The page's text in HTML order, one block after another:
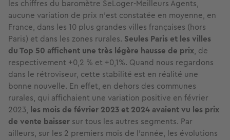
les chiffres du baromètre SeLoger-Meilleurs Agents,
aucune variation de prix n'est constatée en moyenne, en
France, dans les 10 plus grandes villes françaises (hors
Paris) et dans les zones rurales. Seules Paris et les villes
du Top 50 affichent une très légère hausse de prix, de
respectivement +0,2 % et +0,1%. Quand nous regardons
dans le rétroviseur, cette stabilité est en réalité une
bonne nouvelle. En effet, en dehors des communes
rurales, qui affichaient une variation positive en février
2023, les mois de février 2023 et 2024 avaient vu les prix
de vente baisser sur tous les autres segments. Par
ailleurs, sur les 2 premiers mois de l’année, les évolutions